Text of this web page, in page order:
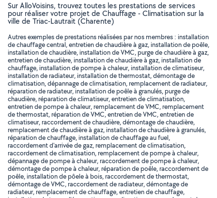
Sur AlloVoisins, trouvez toutes les prestations de services
pour réaliser votre projet de Chauffage - Climatisation sur la
ville de Triac-Lautrait (Charente)
Autres exemples de prestations réalisées par nos membres : installation
de chauffage central, entretien de chaudière à gaz, installation de poêle,
installation de chaudière, installation de VMC, purge de chaudière à gaz,
entretien de chaudière, installation de chaudière à gaz, installation de
chauffage, installation de pompe à chaleur, installation de climatiseur,
installation de radiateur, installation de thermostat, démontage de
climatisation, dépannage de climatisation, remplacement de radiateur,
réparation de radiateur, installation de poêle à granulés, purge de
chaudière, réparation de climatiseur, entretien de climatisation,
entretien de pompe à chaleur, remplacement de VMC, remplacement
de thermostat, réparation de VMC, entretien de VMC, entretien de
climatiseur, raccordement de chaudière, démontage de chaudière,
remplacement de chaudière à gaz, installation de chaudière à granulés,
réparation de chauffage, installation de chauffage au fuel,
raccordement d'arrivée de gaz, remplacement de climatisation,
raccordement de climatisation, remplacement de pompe à chaleur,
dépannage de pompe à chaleur, raccordement de pompe à chaleur,
démontage de pompe à chaleur, réparation de poêle, raccordement de
poêle, installation de pôele à bois, raccordement de thermostat,
démontage de VMC, raccordement de radiateur, démontage de
radiateur, remplacement de chauffage, entretien de chauffage,